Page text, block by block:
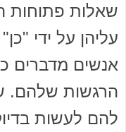
שאלות פתוחות
עליהן על ידי
אנשים מדברים
הרגשות שלהם.
להם לעשות